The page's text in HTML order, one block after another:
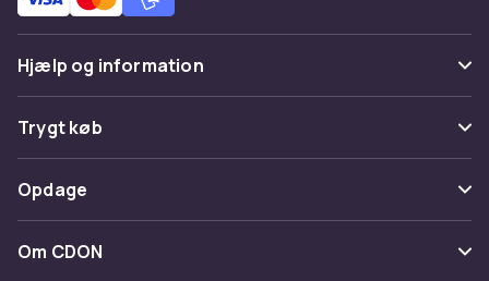
wedge og lob wedge med loftgrader fra ca. 45
til 64 grader. Korrekt wedge-gapping
forbedrer afstandskontrollen markant.
Puttere
Putting afgør ofte om du laver par eller bogey.
fornemmelse i grebbet gør en stor forskel.
fin fornemmelse; malletputtere med face
Hjælp og information
Ofte stillede spørgsmål
Spor pakke
Fortryd & returner her
Kontakt os
Trygt køb
Betaling
Levering
Opdage
Kategorier
Om CDON